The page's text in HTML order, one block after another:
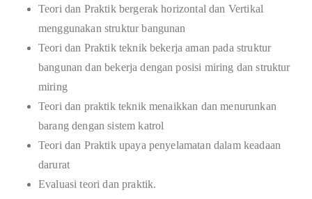
Teori dan Praktik bergerak horizontal dan Vertikal
menggunakan struktur bangunan
Teori dan Praktik teknik bekerja aman pada struktur
bangunan dan bekerja dengan posisi miring dan struktur
miring
Teori dan praktik teknik menaikkan dan menurunkan
barang dengan sistem katrol
Teori dan Praktik upaya penyelamatan dalam keadaan
darurat
Evaluasi teori dan praktik.